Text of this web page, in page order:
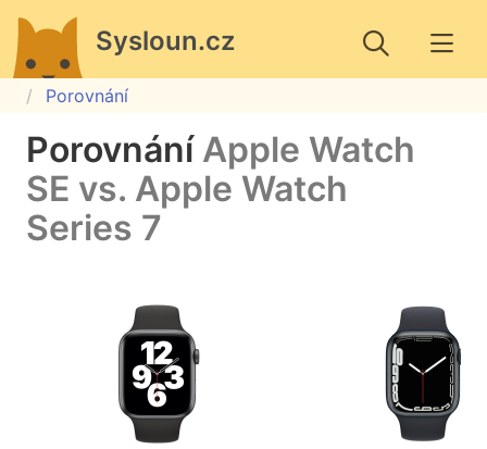
Sysloun.cz
Porovnání
Porovnání Apple Watch
SE vs. Apple Watch
Series 7